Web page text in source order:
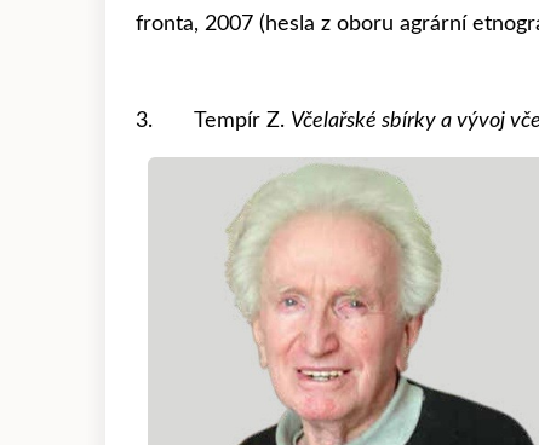
fronta, 2007 (hesla z oboru agrární
3. Tempír Z. Včelařské sbírky a vývoj